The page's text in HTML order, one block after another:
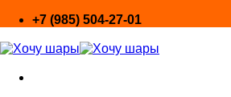
+7 (985) 504-27-01